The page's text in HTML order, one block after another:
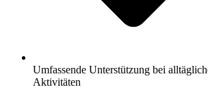
Umfassende Unterstützung bei
Aktivitäten